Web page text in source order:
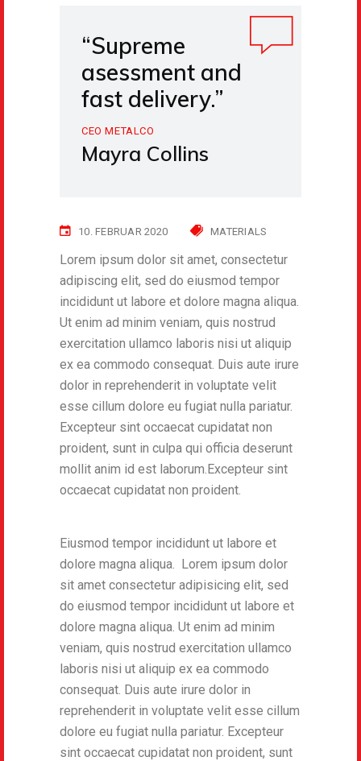
“Supreme
asessment and
fast delivery.”
CEO METALCO
Mayra Collins
10. FEBRUAR 2020 MATERIALS
Lorem ipsum dolor sit amet, consectetur
adipiscing elit, sed do eiusmod tempor
incididunt ut labore et dolore magna aliqua.
Ut enim ad minim veniam, quis nostrud
exercitation ullamco laboris nisi ut aliquip
ex ea commodo consequat. Duis aute irure
dolor in reprehenderit in voluptate velit
esse cillum dolore eu fugiat nulla pariatur.
Excepteur sint occaecat cupidatat non
proident, sunt in culpa qui officia deserunt
mollit anim id est laborum.Excepteur sint
occaecat cupidatat non proident.
Eiusmod tempor incididunt ut labore et
dolore magna aliqua. Lorem ipsum dolor
sit amet consectetur adipisicing elit, sed
do eiusmod tempor incididunt ut labore et
dolore magna aliqua. Ut enim ad minim
veniam, quis nostrud exercitation ullamco
laboris nisi ut aliquip ex ea commodo
consequat. Duis aute irure dolor in
reprehenderit in voluptate velit esse cillum
dolore eu fugiat nulla pariatur. Excepteur
sint occaecat cupidatat non proident, sunt